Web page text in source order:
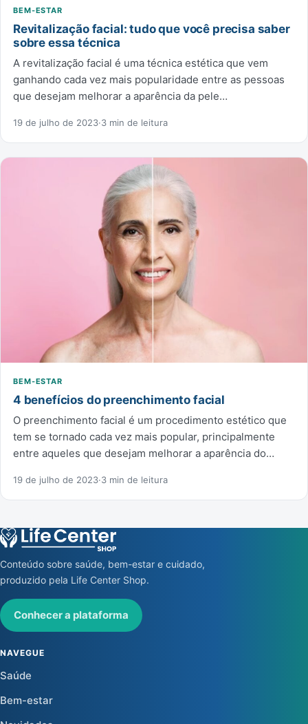
BEM-ESTAR
Revitalização facial: tudo que você precisa saber
sobre essa técnica
A revitalização facial é uma técnica estética que vem
ganhando cada vez mais popularidade entre as pessoas
que desejam melhorar a aparência da pele…
19 de julho de 2023·3 min de leitura
BEM-ESTAR
4 benefícios do preenchimento facial
O preenchimento facial é um procedimento estético que
tem se tornado cada vez mais popular, principalmente
entre aqueles que desejam melhorar a aparência do…
19 de julho de 2023·3 min de leitura
Conteúdo sobre saúde, bem-estar e cuidado,
produzido pela Life Center Shop.
Conhecer a plataforma
NAVEGUE
Saúde
Bem-estar